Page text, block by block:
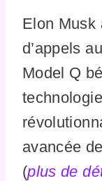
Elon Musk
d’appels
Model Q
avancée
(plus de